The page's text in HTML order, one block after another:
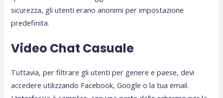
sicurezza, gli utenti erano anonimi per impostazione
predefinita.
Video Chat Casuale
Tuttavia, per filtrare gli utenti per genere e paese, devi
accedere utilizzando Facebook, Google o la tua email.